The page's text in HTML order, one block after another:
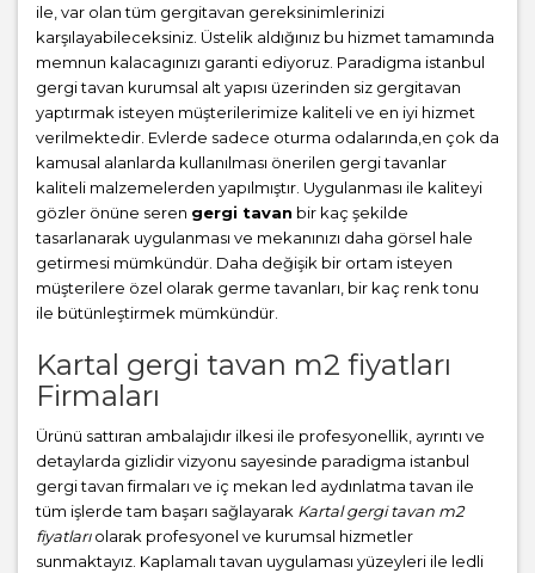
ile, var olan tüm gergitavan gereksinimlerinizi
karşılayabileceksiniz. Üstelik aldığınız bu hizmet tamamında
memnun kalacagınızı garanti ediyoruz. Paradigma istanbul
gergi tavan kurumsal alt yapısı üzerinden siz gergitavan
yaptırmak isteyen müşterilerimize kaliteli ve en iyi hizmet
verilmektedir. Evlerde sadece oturma odalarında,en çok da
kamusal alanlarda kullanılması önerilen gergi tavanlar
kaliteli malzemelerden yapılmıştır. Uygulanması ile kaliteyi
gözler önüne seren gergi tavan bir kaç şekilde
tasarlanarak uygulanması ve mekanınızı daha görsel hale
getirmesi mümkündür. Daha değişik bir ortam isteyen
müşterilere özel olarak germe tavanları, bir kaç renk tonu
ile bütünleştirmek mümkündür.
Kartal gergi tavan m2 fiyatları
Firmaları
Ürünü sattıran ambalajıdır ilkesi ile profesyonellik, ayrıntı ve
detaylarda gizlidir vizyonu sayesinde paradigma istanbul
gergi tavan firmaları ve iç mekan led aydınlatma tavan ile
tüm işlerde tam başarı sağlayarak Kartal gergi tavan m2
fiyatlarıolarak profesyonel ve kurumsal hizmetler
sunmaktayız. Kaplamalı tavan uygulaması yüzeyleri ile ledli